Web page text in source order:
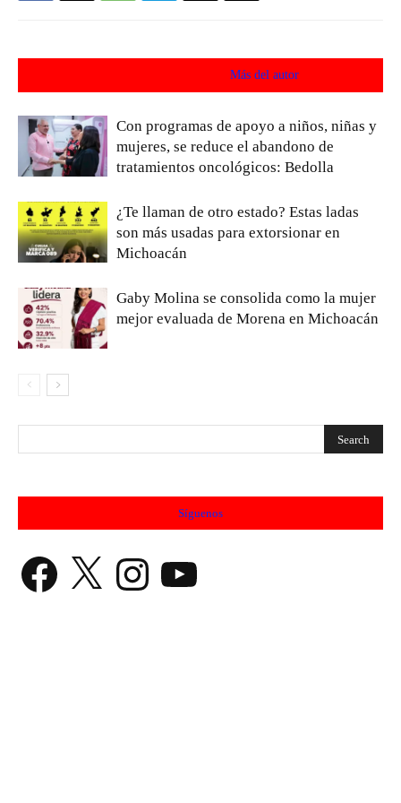
Más del autor
Con programas de apoyo a niños, niñas y
mujeres, se reduce el abandono de
tratamientos oncológicos: Bedolla
¿Te llaman de otro estado? Estas ladas
son más usadas para extorsionar en
Michoacán
Gaby Molina se consolida como la mujer
mejor evaluada de Morena en Michoacán
Síguenos
Facebook X Instagram